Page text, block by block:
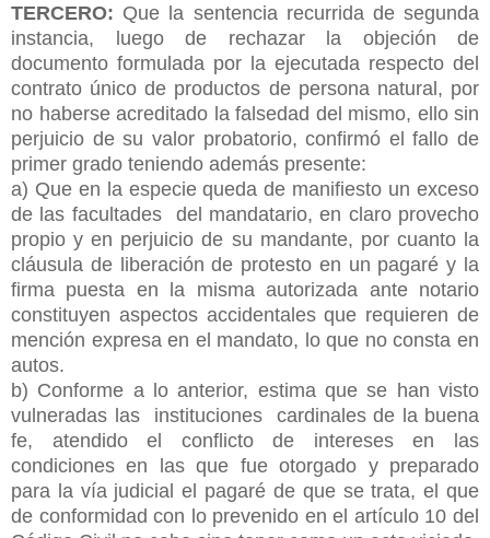
TERCERO: Que la sentencia recurrida de segunda
instancia, luego de rechazar la objeción de
documento formulada por la ejecutada respecto del
contrato único de productos de persona natural, por
no haberse acreditado la falsedad del mismo, ello sin
perjuicio de su valor probatorio, confirmó el fallo de
primer grado teniendo además presente:
a) Que en la especie queda de manifiesto un exceso
de las facultades del mandatario, en claro provecho
propio y en perjuicio de su mandante, por cuanto la
cláusula de liberación de protesto en un pagaré y la
firma puesta en la misma autorizada ante notario
constituyen aspectos accidentales que requieren de
mención expresa en el mandato, lo que no consta en
autos.
b) Conforme a lo anterior, estima que se han visto
vulneradas las instituciones cardinales de la buena
fe, atendido el conflicto de intereses en las
condiciones en las que fue otorgado y preparado
para la vía judicial el pagaré de que se trata, el que
de conformidad con lo prevenido en el artículo 10 del